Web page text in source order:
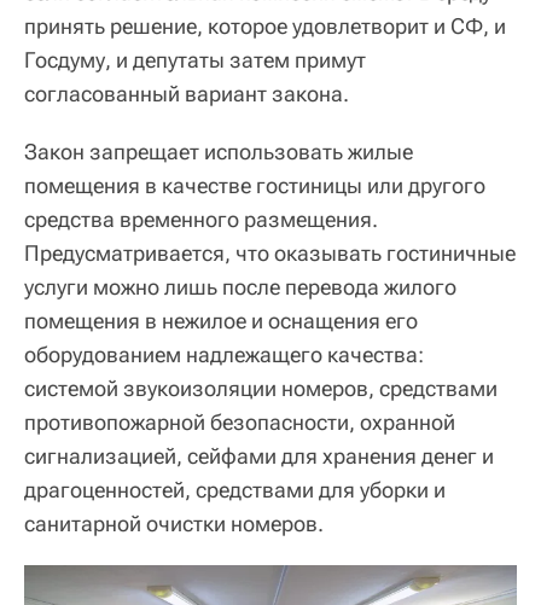
принять решение, которое удовлетворит и СФ, и
Госдуму, и депутаты затем примут
согласованный вариант закона.
Закон запрещает использовать жилые
помещения в качестве гостиницы или другого
средства временного размещения.
Предусматривается, что оказывать гостиничные
услуги можно лишь после перевода жилого
помещения в нежилое и оснащения его
оборудованием надлежащего качества:
системой звукоизоляции номеров, средствами
противопожарной безопасности, охранной
сигнализацией, сейфами для хранения денег и
драгоценностей, средствами для уборки и
санитарной очистки номеров.